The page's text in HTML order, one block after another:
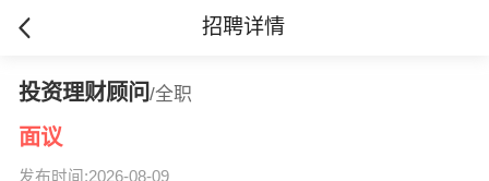
招聘详情
投资理财顾问/全职
面议
发布时间:2026-08-09